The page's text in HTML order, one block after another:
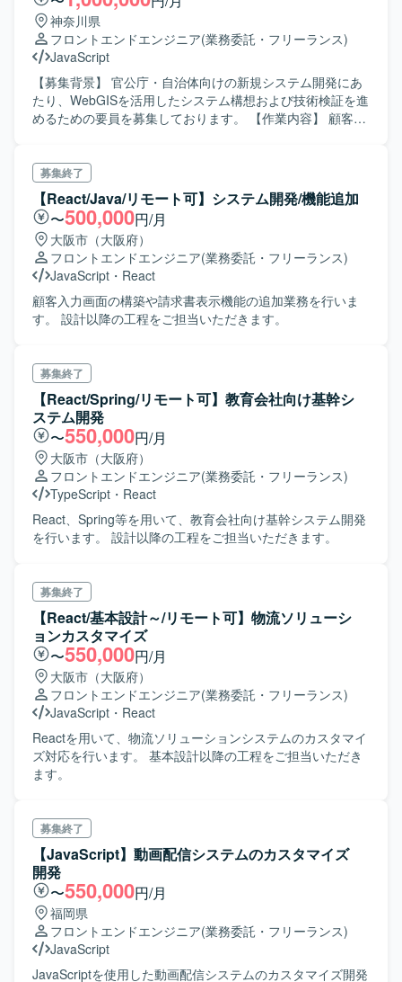
技術スキルとコミュニケーションスキルの双方を高められ
る環境です。 【開発環境】 ReactおよびNode.jsを中心とし
た開発環境にて、ヘッドレスCMS（Contentful）および既存
SiteCore環境からの移行を行います。 CI/CD環境を活用し
た開発プロセスのもと、グローバルチームと連携しながら
開発を進めてまいります。
【求める人物像】 仕様の不足などを自ら補い、プロジェク
トを主体的に推進することにやりがいを感じる方を求めて
います。 トレンドだけにとらわれず、メリット・デメリッ
トを比較して根拠を持った技術選定・設計ができる方を歓
迎します。 バックエンド（Laravel）のコードを必要に応じ
て読み解き、連携しながらAPI実装などをスムーズに進めら
れる方を求めています。 稼働中のサービスへの影響を見極
域向けのSaaS開発に携わることで、社会的意義の高いサー
ビスの価値向上に貢献できるポジションです。 フロントエ
ンドの設計から実装、運用まで一気通貫で関われるため、
裁量を持って技術選定やアーキテクチャ設計に関与してい
ただけます。 既存プロダクトの改善や技術的負債の解消に
も取り組めるため、中長期的なプロダクト品質向上に寄与
できる環境です。 【開発環境】 フロントエンドは
React/TypeScript/reduxを用いた環境で開発を行います。 バ
ックエンドにはLaravelが用いられており、必要に応じてコ
ードを読み解きながらAPIとの連携を行います。 コーディン
です。
神奈川県
フロントエンドエンジニア(業務委託・フリーランス)
JavaScript
【募集背景】 官公庁・自治体向けの新規システム開発にあ
たり、WebGISを活用したシステム構想および技術検証を進
めるための要員を募集しております。 【作業内容】 顧客と
て顧客要望を実現するためのプロトタイプ作成や機能検証
を実施していただきます。 主な作業としては、ベクタ・ラ
スタデータの描画およびカスタマイズ、WebGISの操作UIの
カスタマイズ、2D地図の一部を3D表示するための検討・実
装、WebGISの実行環境および開発環境の検討、既存メンバ
へのWebGIS教育などを行っていただきます。 【求める人
物像】 顧客とのコミュニケーションを通じて要望を整理し
ながら、自ら技術的な検討を進められる方を求めておりま
す。チームメンバと協調し、既存メンバへの教育も含めて
げフェーズに関わることができ、WebGIS領域での技術検証
から実装方針の検討まで一貫して携わることができます。
MapLibreやOpenLayersなどの技術を活用しつつ、3D表示
やUIカスタマイズなど幅広い技術要素を経験できる環境で
す。また、既存メンバへの教育を通じて技術的リーダーシ
ップを発揮する機会もあります。 【開発環境】
WebGIS（MapLibre または OpenLayers）を用いた開発環
境を検討しながら構築していただきます。ベクタ・ラスタ
データの描画や2D/3D表示、操作UIカスタマイズなどを行え
る環境を前提として検証を進めていただきます。
募集終了
【React/Java/リモート可】システム開発/機能追加
〜500,000円/月
大阪市（大阪府）
フロントエンドエンジニア(業務委託・フリーランス)
JavaScript ・ React
顧客入力画面の構築や請求書表示機能の追加業務を行いま
す。 設計以降の工程をご担当いただきます。
募集終了
【React/Spring/リモート可】教育会社向け基幹シ
ステム開発
〜550,000円/月
大阪市（大阪府）
フロントエンドエンジニア(業務委託・フリーランス)
TypeScript ・ React
React、Spring等を用いて、教育会社向け基幹システム開発
を行います。 設計以降の工程をご担当いただきます。
募集終了
【React/基本設計～/リモート可】物流ソリューシ
ョンカスタマイズ
〜550,000円/月
大阪市（大阪府）
フロントエンドエンジニア(業務委託・フリーランス)
JavaScript ・ React
Reactを用いて、物流ソリューションシステムのカスタマイ
ズ対応を行います。 基本設計以降の工程をご担当いただき
ます。
募集終了
【JavaScript】動画配信システムのカスタマイズ
開発
〜550,000円/月
福岡県
フロントエンドエンジニア(業務委託・フリーランス)
JavaScript
JavaScriptを使用した動画配信システムのカスタマイズ開発